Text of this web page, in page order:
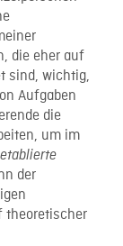
die eher auf
sind, wichtig,
Aufgaben
die
um im
der
theoretischer